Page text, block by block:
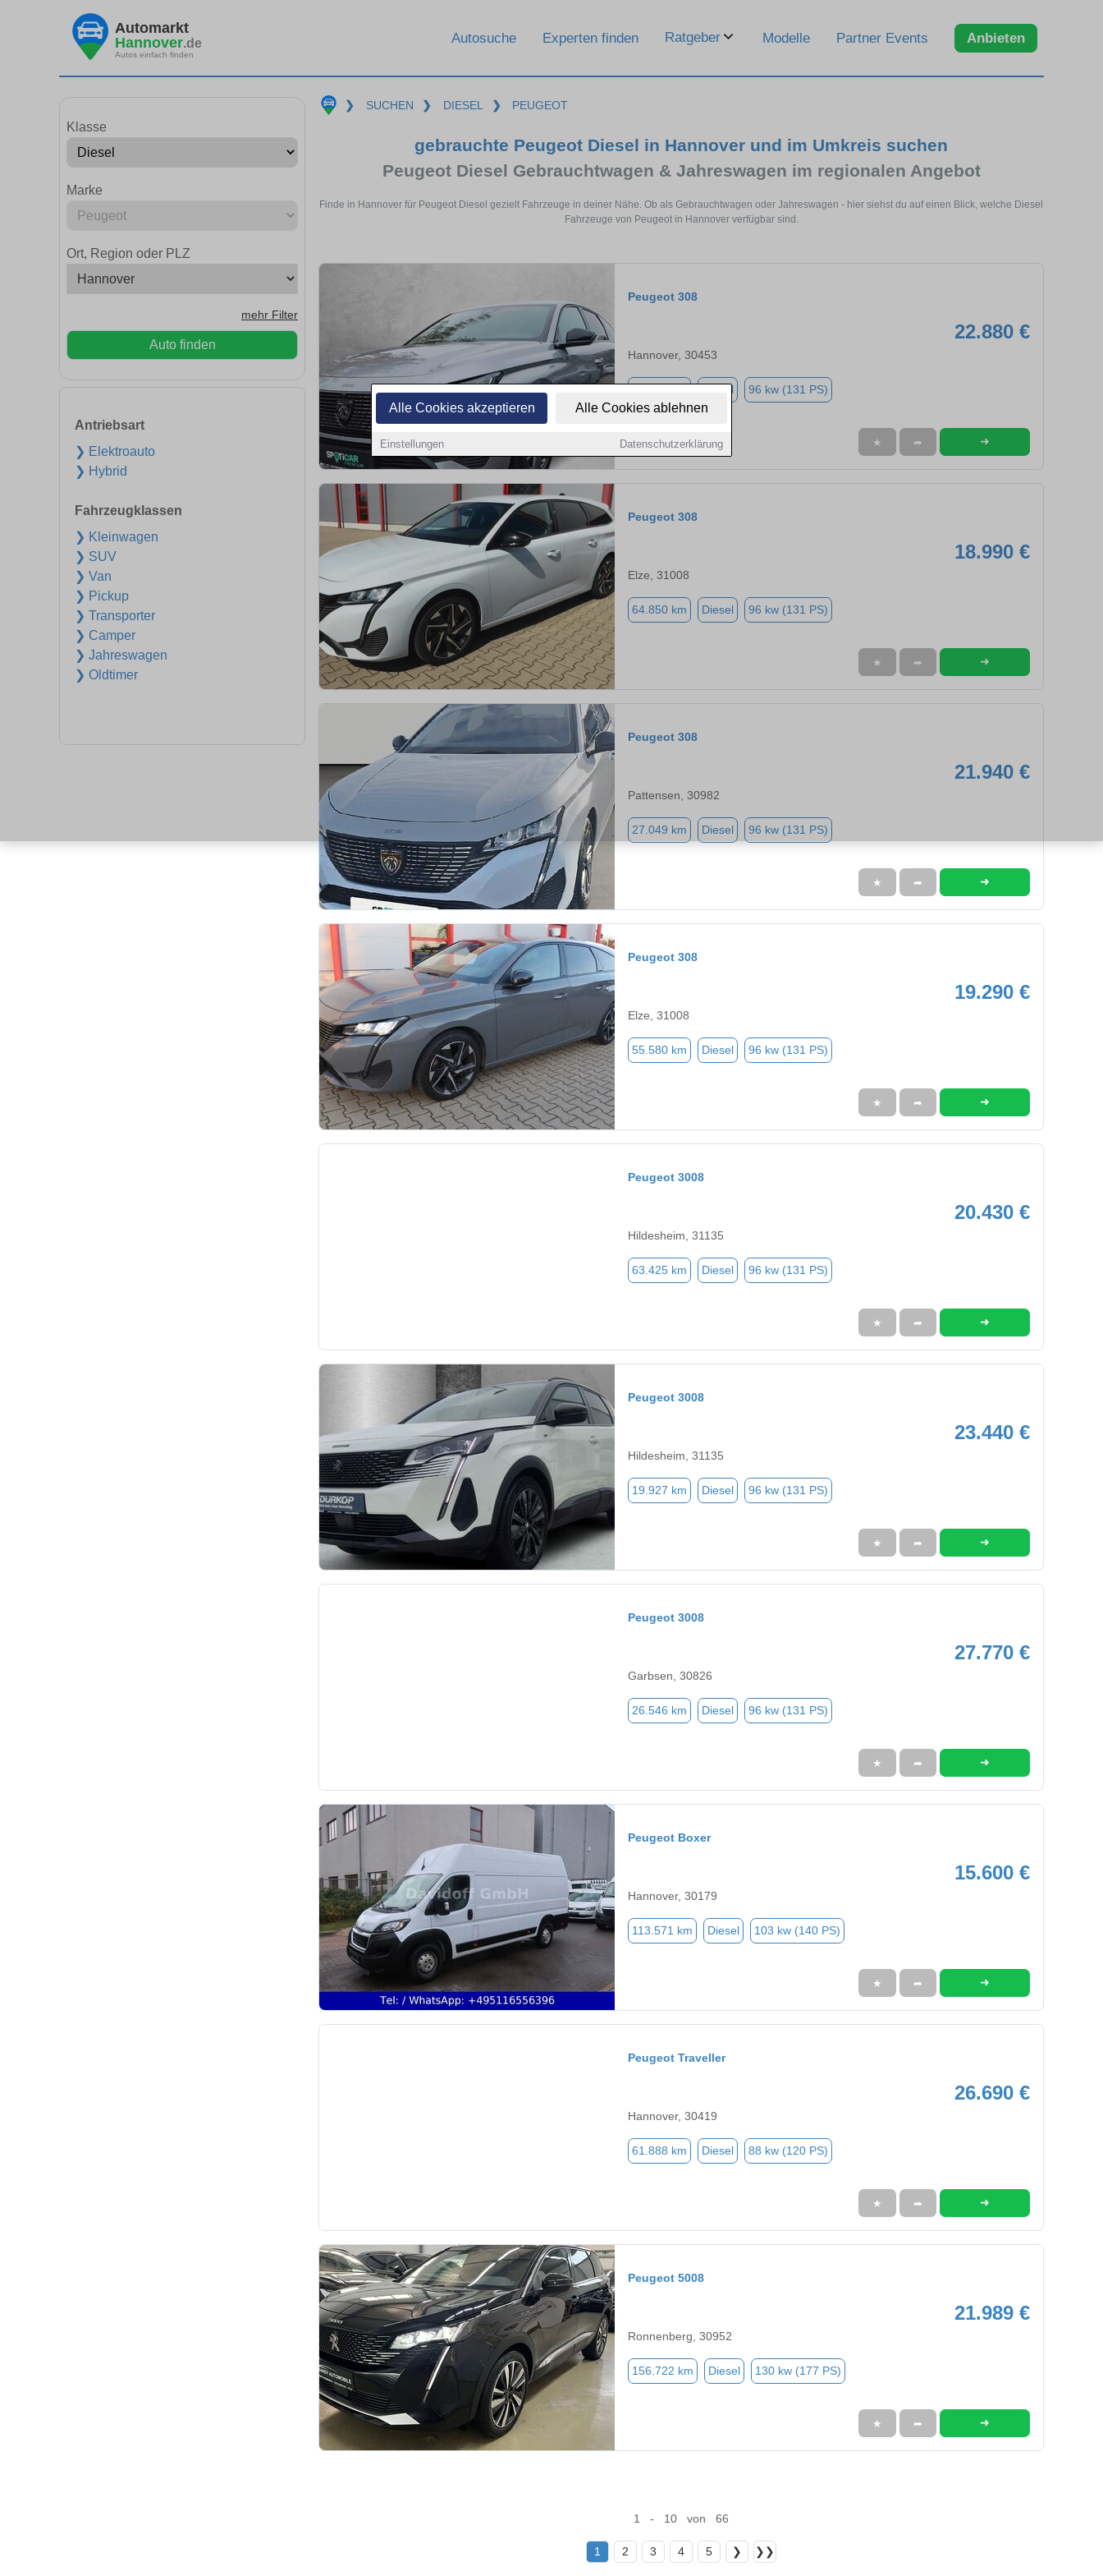
Alle Cookies akzeptieren Alle Cookies ablehnen
Einstellungen Datenschutzerklärung
Automarkt
Hannover.de
Autos einfach finden
Autosuche Experten finden Ratgeber Modelle Partner Events Anbieten
Klasse
Marke
Ort, Region oder PLZ
mehr Filter
Auto finden
Antriebsart
❯ Elektroauto
❯ Hybrid
Fahrzeugklassen
❯ Kleinwagen
❯ SUV
❯ Van
❯ Pickup
❯ Transporter
❯ Camper
❯ Jahreswagen
❯ Oldtimer
❯ SUCHEN ❯ DIESEL ❯ PEUGEOT
gebrauchte Peugeot Diesel in Hannover und im Umkreis suchen
Peugeot Diesel Gebrauchtwagen & Jahreswagen im regionalen Angebot
Finde in Hannover für Peugeot Diesel gezielt Fahrzeuge in deiner Nähe. Ob als Gebrauchtwagen oder Jahreswagen - hier siehst du auf einen Blick, welche Diesel
Fahrzeuge von Peugeot in Hannover verfügbar sind.
Peugeot 308
22.880 €
Hannover, 30453
Diesel 96 kw (131 PS)
★ ➦ ➜
Peugeot 308
18.990 €
Elze, 31008
64.850 km Diesel 96 kw (131 PS)
★ ➦ ➜
Peugeot 308
21.940 €
Pattensen, 30982
27.049 km Diesel 96 kw (131 PS)
★ ➦ ➜
Peugeot 308
19.290 €
Elze, 31008
55.580 km Diesel 96 kw (131 PS)
★ ➦ ➜
Peugeot 3008
20.430 €
Hildesheim, 31135
63.425 km Diesel 96 kw (131 PS)
★ ➦ ➜
Peugeot 3008
23.440 €
Hildesheim, 31135
19.927 km Diesel 96 kw (131 PS)
★ ➦ ➜
Peugeot 3008
27.770 €
Garbsen, 30826
26.546 km Diesel 96 kw (131 PS)
★ ➦ ➜
Peugeot Boxer
15.600 €
Hannover, 30179
113.571 km Diesel 103 kw (140 PS)
★ ➦ ➜
Peugeot Traveller
26.690 €
Hannover, 30419
61.888 km Diesel 88 kw (120 PS)
★ ➦ ➜
Peugeot 5008
21.989 €
Ronnenberg, 30952
156.722 km Diesel 130 kw (177 PS)
★ ➦ ➜
1 - 10 von 66
1 2 3 4 5 ❯ ❯❯